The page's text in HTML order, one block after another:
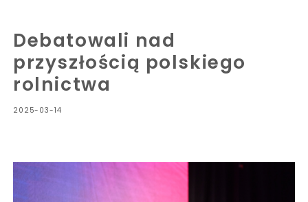
Debatowali nad
przyszłością polskiego
rolnictwa
2025-03-14